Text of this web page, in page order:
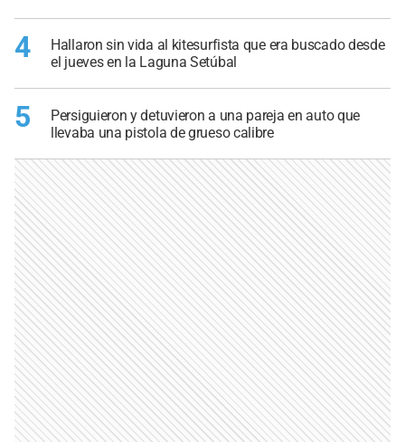
4
Hallaron sin vida al kitesurfista que era buscado desde
el jueves en la Laguna Setúbal
5
Persiguieron y detuvieron a una pareja en auto que
llevaba una pistola de grueso calibre